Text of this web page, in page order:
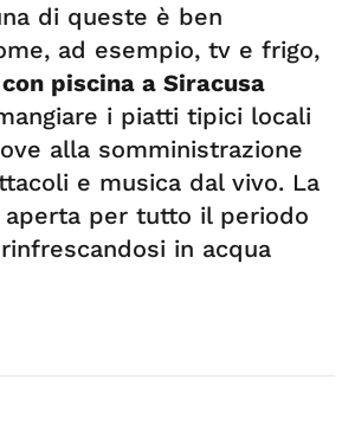
di queste è ben
ad esempio, tv e frigo,
piscina a Siracusa
i piatti tipici locali
alla somministrazione
e musica dal vivo. La
aperta per tutto il periodo
in acqua